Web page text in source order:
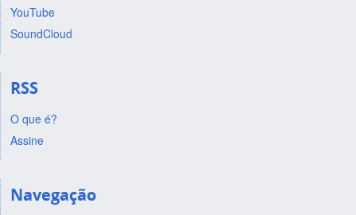
YouTube
SoundCloud
RSS
O que é?
Assine
Navegação